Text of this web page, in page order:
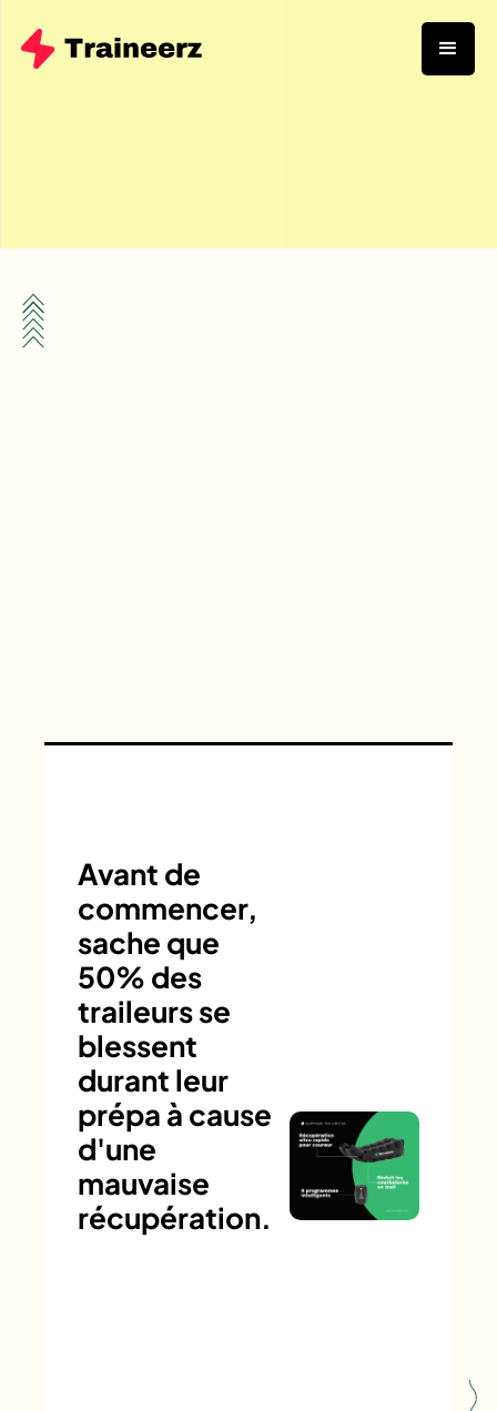
Avant de
commencer,
sache que
50% des
traileurs se
blessent
durant leur
prépa à cause
d'une
mauvaise
récupération.